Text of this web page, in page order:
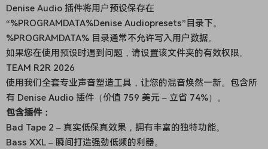
Denise Audio 插件将用户预设保存在
“%PROGRAMDATA%Denise Audiopresets”目录下。
%PROGRAMDATA% 目录通常不允许写入用户数据。
如果您在使用预设时遇到问题，请设置该文件夹的有效权限。
TEAM R2R 2026
使用我们全套专业声音塑造工具，让您的混音焕然一新。包含所
有 Denise Audio 插件（价值 759 美元 – 立省 74%）。
包含插件：
Bad Tape 2 – 真实低保真效果，拥有丰富的独特功能。
Bass XXL – 瞬间打造强劲低频的利器。